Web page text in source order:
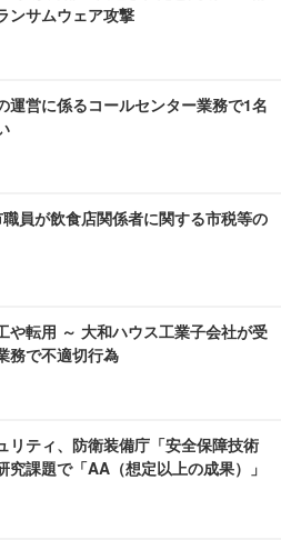
ンサムウェア攻撃
運営に係るコールセンター業務で1名
員が飲食店関係者に関する市税等の
や転用 ～ 大和ハウス工業子会社が受
務で不適切行為
リティ、防衛装備庁「安全保障技術
究課題で「AA（想定以上の成果）」